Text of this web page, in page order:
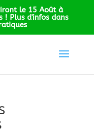
le 15 Août à
! Plus d'infos dans